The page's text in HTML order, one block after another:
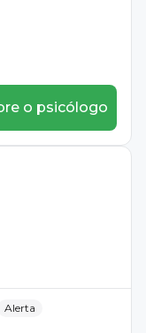
o psicólogo
Alerta